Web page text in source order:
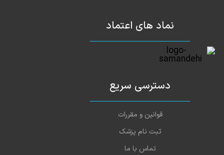
نماد های اعتماد
دسترسی سریع
قوانین و مقررات
ثبت نام پزشک
تماس با ما